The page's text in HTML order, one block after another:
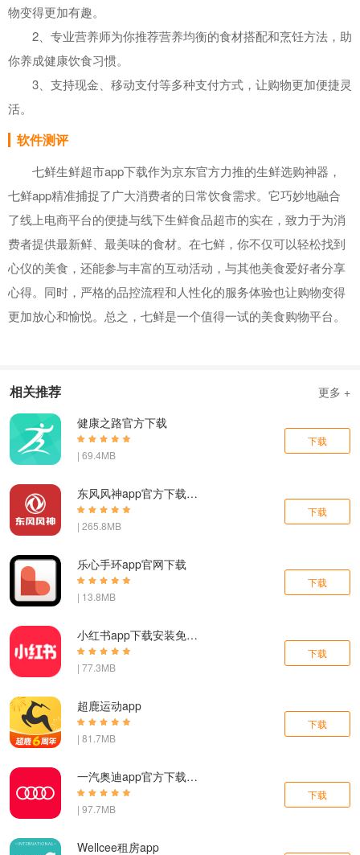
物变得更加有趣。
2、专业营养师为你推荐营养均衡的食材搭配和烹饪方法，助
你养成健康饮食习惯。
3、支持现金、移动支付等多种支付方式，让购物更加便捷灵
活。
软件测评
七鲜生鲜超市app下载作为京东官方力推的生鲜选购神器，
七鲜app精准捕捉了广大消费者的日常饮食需求。它巧妙地融合
了线上电商平台的便捷与线下生鲜食品超市的实在，致力于为消
费者提供最新鲜、最美味的食材。在七鲜，你不仅可以轻松找到
心仪的美食，还能参与丰富的互动活动，与其他美食爱好者分享
心得。同时，严格的品控流程和人性化的服务体验也让购物变得
更加放心和愉悦。总之，七鲜是一个值得一试的美食购物平台。
相关推荐
更多 +
健康之路官方下载
| 69.4MB
下载
东风风神app官方下载最新版
| 265.8MB
下载
乐心手环app官网下载
| 13.8MB
下载
小红书app下载安装免费正版
| 77.3MB
下载
超鹿运动app
| 81.7MB
下载
一汽奥迪app官方下载手机版
| 97.7MB
下载
Wellcee租房app